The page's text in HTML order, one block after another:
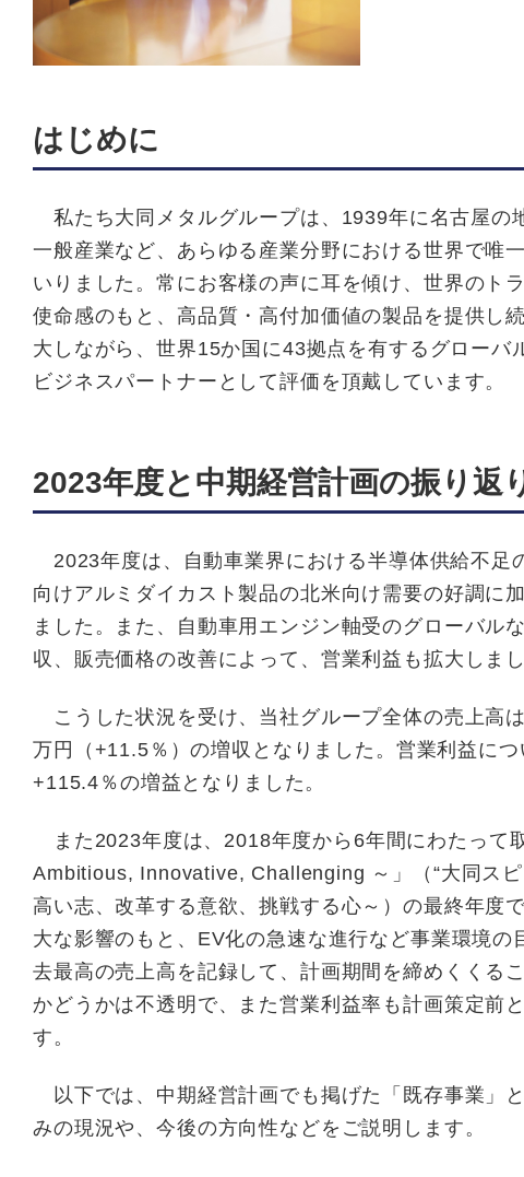
はじめに
私たち大同メタルグループは、1939年に名古屋の
一般産業など、あらゆる産業分野における世界で唯
いりました。常にお客様の声に耳を傾け、世界のト
使命感のもと、高品質・高付加価値の製品を提供し
大しながら、世界15か国に43拠点を有するグロー
ビジネスパートナーとして評価を頂戴しています。
2023年度と中期経営計画の振り返
2023年度は、自動車業界における半導体供給不足
向けアルミダイカスト製品の北米向け需要の好調に
ました。また、自動車用エンジン軸受のグローバル
収、販売価格の改善によって、営業利益も拡大しまし
こうした状況を受け、当社グループ全体の売上高
万円（+11.5％）の増収となりました。営業利益に
+115.4％の増益となりました。
また2023年度は、2018年度から6年間にわたって
Ambitious, Innovative, Challenging ～」（“大同ス
高い志、改革する意欲、挑戦する心～）の最終年度
大な影響のもと、EV化の急速な進行など事業環境
去最高の売上高を記録して、計画期間を締めくくる
かどうかは不透明で、また営業利益率も計画策定前
す。
以下では、中期経営計画でも掲げた「既存事業」
みの現況や、今後の方向性などをご説明します。